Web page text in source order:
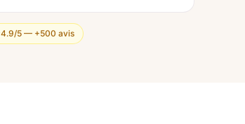
4.9/5 — +500 avis